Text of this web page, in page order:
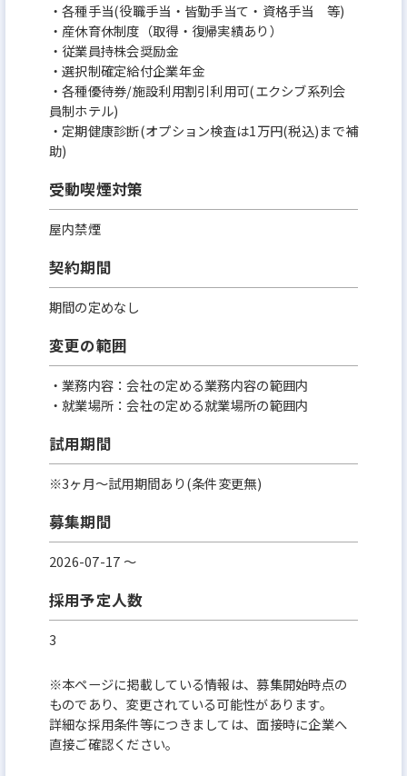
・各種手当(役職手当・皆勤手当て・資格手当 等)
・産休育休制度（取得・復帰実績あり）
・従業員持株会奨励金
・選択制確定給付企業年金
・各種優待券/施設利用割引利用可(エクシブ系列会
員制ホテル)
・定期健康診断(オプション検査は1万円(税込)まで補
助)
受動喫煙対策
屋内禁煙
契約期間
期間の定めなし
変更の範囲
・業務内容：会社の定める業務内容の範囲内
・就業場所：会社の定める就業場所の範囲内
試用期間
※3ヶ月～試用期間あり(条件変更無)
募集期間
2026-07-17 〜
採用予定人数
3
※本ページに掲載している情報は、募集開始時点の
ものであり、変更されている可能性があります。
詳細な採用条件等につきましては、面接時に企業へ
直接ご確認ください。